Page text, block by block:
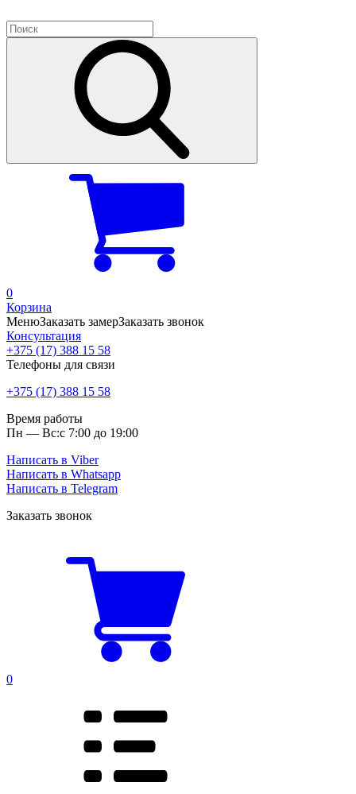
0
Корзина
МенюЗаказать замерЗаказать звонок
Консультация
+375 (17) 388 15 58
Телефоны для связи
+375 (17) 388 15 58
Время работы
Пн — Вс:с 7:00 до 19:00
Написать в Viber
Написать в Whatsapp
Написать в Telegram
Заказать звонок
0